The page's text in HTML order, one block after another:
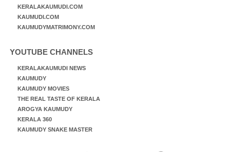
KERALAKAUMUDI.COM
KAUMUDI.COM
KAUMUDYMATRIMONY.COM
YOUTUBE CHANNELS
KERALAKAUMUDI NEWS
KAUMUDY
KAUMUDY MOVIES
THE REAL TASTE OF KERALA
AROGYA KAUMUDY
KERALA 360
KAUMUDY SNAKE MASTER